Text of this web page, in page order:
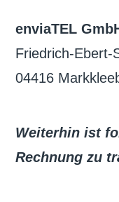
enviaTEL
Friedrich-Ebert-
04416
Weiterhin ist
Rechnung zu